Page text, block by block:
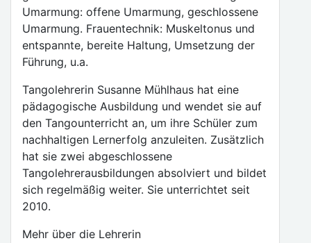
Umarmung: offene Umarmung, geschlossene
Umarmung. Frauentechnik: Muskeltonus und
entspannte, bereite Haltung, Umsetzung der
Führung, u.a.
Tangolehrerin Susanne Mühlhaus hat eine
pädagogische Ausbildung und wendet sie auf
den Tangounterricht an, um ihre Schüler zum
nachhaltigen Lernerfolg anzuleiten. Zusätzlich
hat sie zwei abgeschlossene
Tangolehrerausbildungen absolviert und bildet
sich regelmäßig weiter. Sie unterrichtet seit
2010.
Mehr über die Lehrerin